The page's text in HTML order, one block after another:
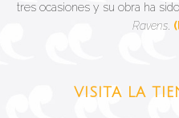
tres ocasiones y su obra ha
Ravens
VISITA LA